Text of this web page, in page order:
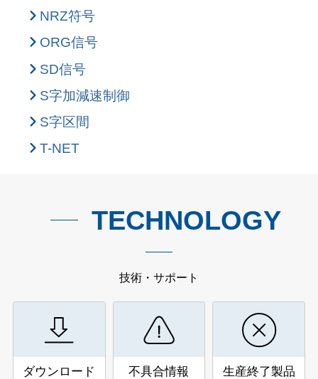
NRZ符号
ORG信号
SD信号
S字加減速制御
S字区間
T-NET
TECHNOLOGY
技術・サポート
ダウンロード 不具合情報 生産終了製品